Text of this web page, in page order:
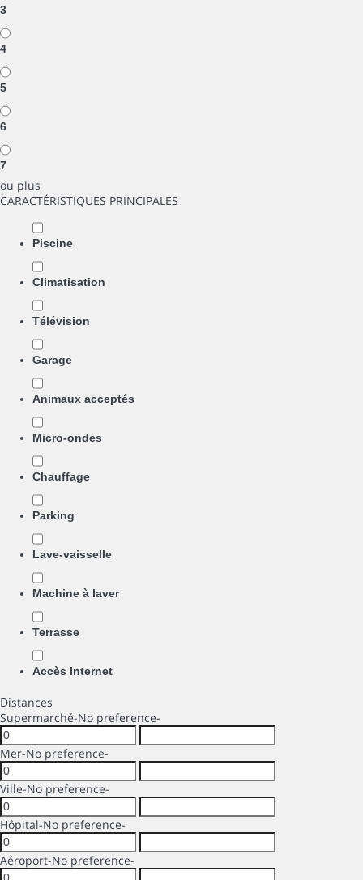
3
4
5
6
7
ou plus
CARACTÉRISTIQUES PRINCIPALES
Piscine
Climatisation
Télévision
Garage
Animaux acceptés
Micro-ondes
Chauffage
Parking
Lave-vaisselle
Machine à laver
Terrasse
Accès Internet
Distances
Supermarché-No preference-
Mer-No preference-
Ville-No preference-
Hôpital-No preference-
Aéroport-No preference-